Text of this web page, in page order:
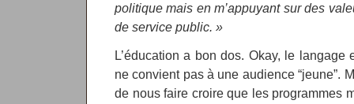
politique mais en m’appuyant sur des
de service public. »
L’éducation a bon dos. Okay, le
ne convient pas à une audience “jeune”.
de nous faire croire que les programmes